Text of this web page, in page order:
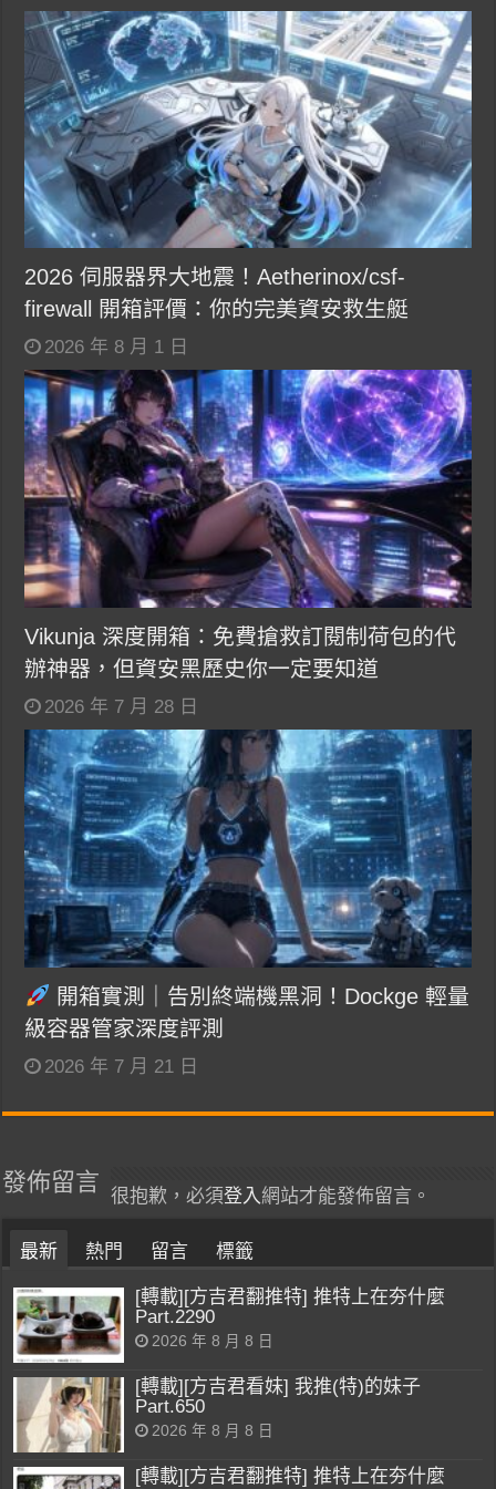
2026 伺服器界大地震！Aetherinox/csf-
firewall 開箱評價：你的完美資安救生艇
2026 年 8 月 1 日
Vikunja 深度開箱：免費搶救訂閱制荷包的代
辦神器，但資安黑歷史你一定要知道
2026 年 7 月 28 日
開箱實測｜告別終端機黑洞！Dockge 輕量
級容器管家深度評測
2026 年 7 月 21 日
發佈留言
很抱歉，必須登入網站才能發佈留言。
最新 熱門 留言 標籤
[轉載][方吉君翻推特] 推特上在夯什麼
Part.2290
2026 年 8 月 8 日
[轉載][方吉君看妹] 我推(特)的妹子
Part.650
2026 年 8 月 8 日
[轉載][方吉君翻推特] 推特上在夯什麼